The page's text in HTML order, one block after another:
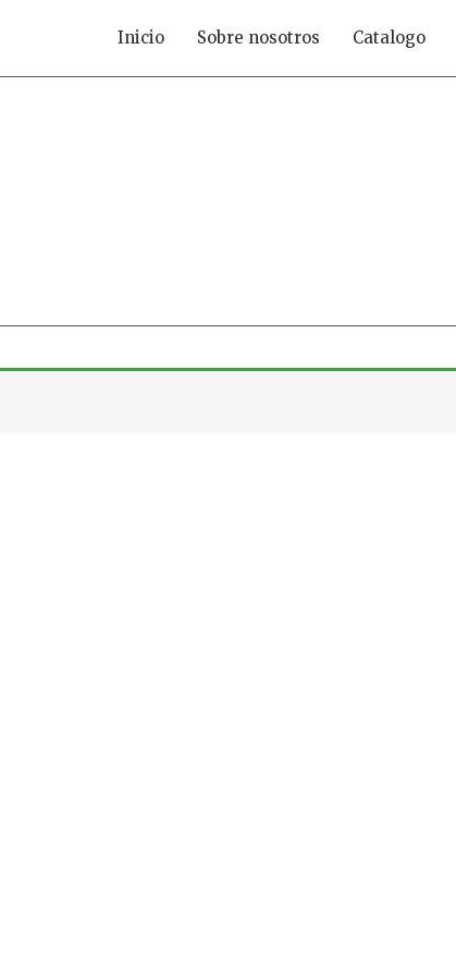
Inicio Sobre nosotros Catalogo